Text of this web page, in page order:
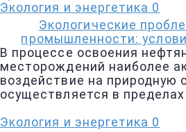
Экология и энергетика 0
Экологические
промышленности:
В процессе освоения
месторождений наиболее
воздействие на природную
осуществляется в пределах
Экология и энергетика 0